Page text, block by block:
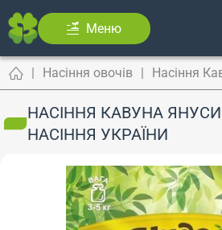
Меню
Насіння овочів Насіння
НАСІННЯ КАВУНА
НАСІННЯ УКРАЇНИ